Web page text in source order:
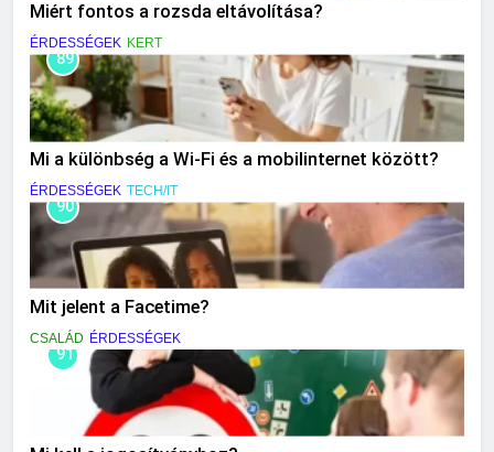
Miért fontos a rozsda eltávolítása?
ÉRDESSÉGEK KERT
89
Mi a különbség a Wi-Fi és a mobilinternet között?
ÉRDESSÉGEK TECH/IT
90
Mit jelent a Facetime?
CSALÁD ÉRDESSÉGEK
91